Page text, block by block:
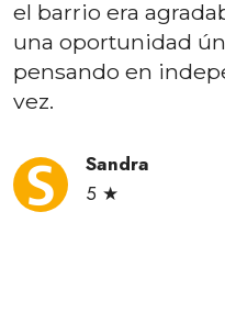
el barrio era
una oportunidad
pensando en
vez.
Sandra
5 ★